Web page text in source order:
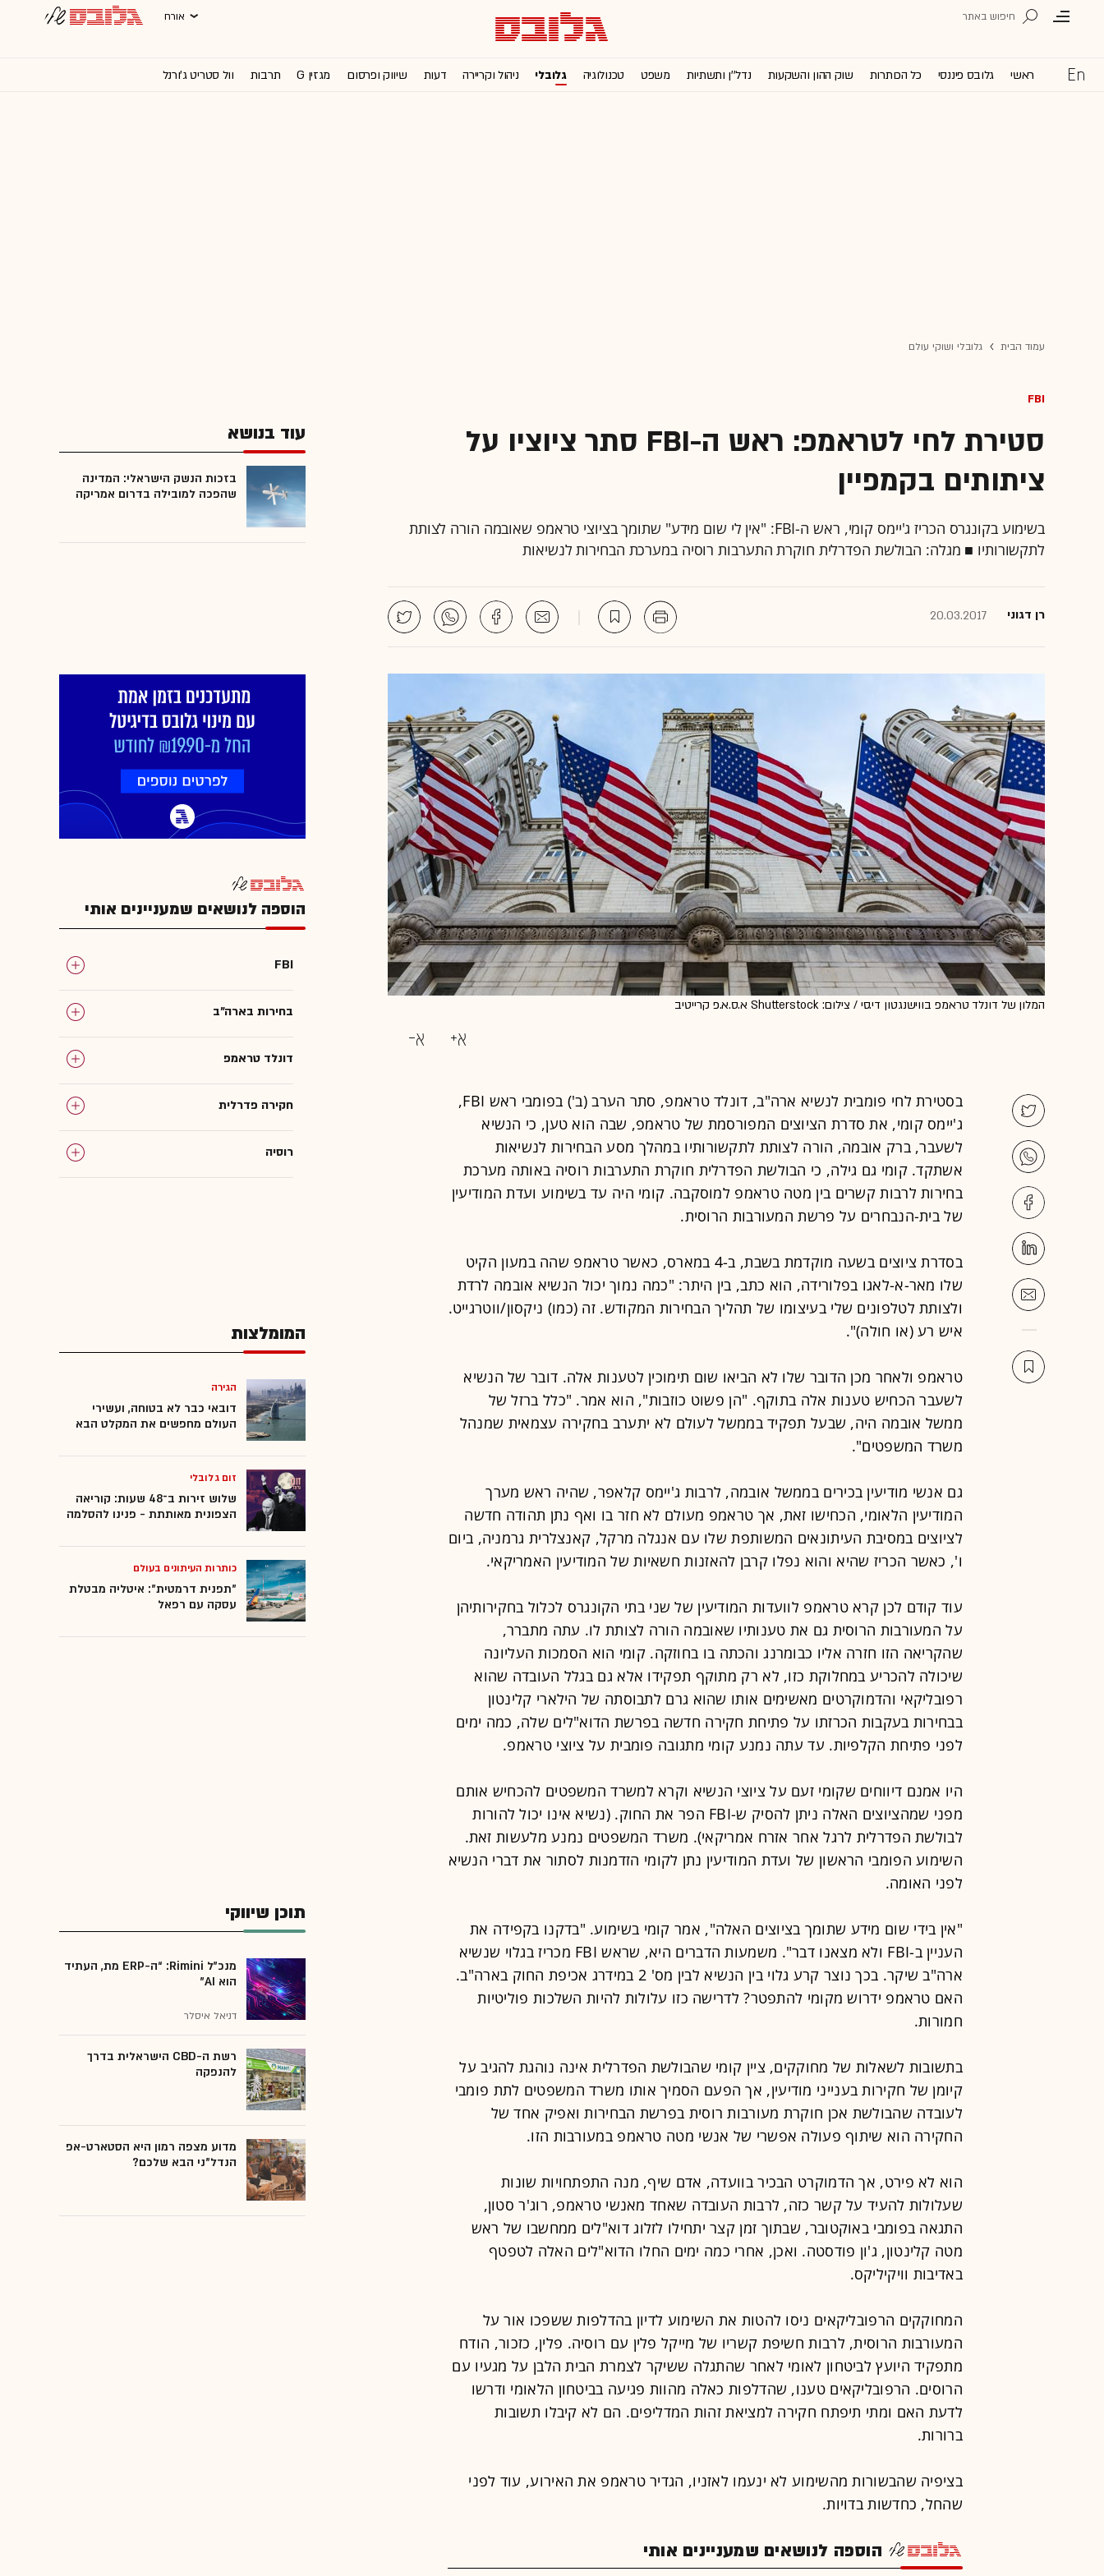
אורח
ראשי גלובס פיננסי כל הכותרות שוק ההון והשקעות נדל''ן ותשתיות משפט טכנולוגיה גלובלי ניהול וקריירה דעות שיווק ופרסום מגזין G תרבות וול סטריט ג'ורנל
עמוד הבית גלובלי ושוקי עולם
FBI
סטירת לחי לטראמפ: ראש ה-FBI סתר ציוציו על
ציתותים בקמפיין
בשימוע בקונגרס הכריז ג'יימס קומי, ראש ה-FBI: "אין לי שום מידע" שתומך בציוצי טראמפ שאובמה הורה לצותת
לתקשורותיו ■ מגלה: הבולשת הפדרלית חוקרת התערבות רוסיה במערכת הבחירות לנשיאות
רן דגוני 20.03.2017
המלון של דונלד טראמפ בווישנגטון די.סי / צילום: Shutterstock א.ס.א.פ קרייטיב
בסטירת לחי פומבית לנשיא ארה"ב, דונלד טראמפ, סתר הערב (ב') בפומבי ראש FBI,
ג'יימס קומי, את סדרת הציוצים המפורסמת של טראמפ, שבה הוא טען, כי הנשיא
לשעבר, ברק אובמה, הורה לצותת לתקשורותיו במהלך מסע הבחירות לנשיאות
אשתקד. קומי גם גילה, כי הבולשת הפדרלית חוקרת התערבות רוסיה באותה מערכת
בחירות לרבות קשרים בין מטה טראמפ למוסקבה. קומי היה עד בשימוע ועדת המודיעין
של בית-הנבחרים על פרשת המעורבות הרוסית.
בסדרת ציוצים בשעה מוקדמת בשבת, ב-4 במארס, כאשר טראמפ שהה במעון הקיט
שלו מאר-א-לאגו בפלורידה, הוא כתב, בין היתר: "כמה נמוך יכול הנשיא אובמה לרדת
ולצותת לטלפונים שלי בעיצומו של תהליך הבחירות המקודש. זה (כמו) ניקסון/ווטרגייט.
איש רע (או חולה)".
טראמפ ולאחר מכן הדובר שלו לא הביאו שום תימוכין לטענות אלה. דובר של הנשיא
לשעבר הכחיש טענות אלה בתוקף. "הן פשוט כוזבות", הוא אמר. "כלל ברזל של
ממשל אובמה היה, שבעל תפקיד בממשל לעולם לא יתערב בחקירה עצמאית שמנהל
משרד המשפטים".
גם אנשי מודיעין בכירים בממשל אובמה, לרבות ג'יימס קלאפר, שהיה ראש מערך
המודיעין הלאומי, הכחישו זאת, אך טראמפ מעולם לא חזר בו ואף נתן תהודה חדשה
לציוצים במסיבת העיתונאים המשותפת שלו עם אנגלה מרקל, קאנצלרית גרמניה, ביום
ו', כאשר הכריז שהיא והוא נפלו קרבן להאזנות חשאיות של המודיעין האמריקאי.
עוד קודם לכן קרא טראמפ לוועדות המודיעין של שני בתי הקונגרס לכלול בחקירותיהן
על המעורבות הרוסית גם את טענותיו שאובמה הורה לצותת לו. עתה מתברר,
שהקריאה הזו חזרה אליו כבומרנג והכתה בו בחוזקה. קומי הוא הסמכות העליונה
שיכולה להכריע במחלוקת כזו, לא רק מתוקף תפקידו אלא גם בגלל העובדה שהוא
רפובליקאי והדמוקרטים מאשימים אותו שהוא גרם לתבוסתה של הילארי קלינטון
בבחירות בעקבות הכרזתו על פתיחת חקירה חדשה בפרשת הדוא"לים שלה, כמה ימים
לפני פתיחת הקלפיות. עד עתה נמנע קומי מתגובה פומבית על ציוצי טראמפ.
היו אמנם דיווחים שקומי זעם על ציוצי הנשיא וקרא למשרד המשפטים להכחיש אותם
מפני שמהציוצים האלה ניתן להסיק ש-FBI הפר את החוק. (נשיא אינו יכול להורות
לבולשת הפדרלית לרגל אחר אזרח אמריקאי). משרד המשפטים נמנע מלעשות זאת.
השימוע הפומבי הראשון של ועדת המודיעין נתן לקומי הזדמנות לסתור את דברי הנשיא
לפני האומה.
"אין בידי שום מידע שתומך בציוצים האלה", אמר קומי בשימוע. "בדקנו בקפידה את
העניין ב-FBI ולא מצאנו דבר". משמעות הדברים היא, שראש FBI מכריז בגלוי שנשיא
ארה"ב שיקר. בכך נוצר קרע גלוי בין הנשיא לבין מס' 2 במידרג אכיפת החוק בארה"ב.
האם טראמפ ידרוש מקומי להתפטר? לדרישה כזו עלולות להיות השלכות פוליטיות
חמורות.
בתשובות לשאלות של מחוקקים, ציין קומי שהבולשת הפדרלית אינה נוהגת להגיב על
קיומן של חקירות בענייני מודיעין, אך הפעם הסמיך אותו משרד המשפטים לתת פומבי
לעובדה שהבולשת אכן חוקרת מעורבות רוסית בפרשת הבחירות ואפיק אחד של
החקירה הוא שיתוף פעולה אפשרי של אנשי מטה טראמפ במעורבות הזו.
הוא לא פירט, אך הדמוקרט הבכיר בוועדה, אדם שיף, מנה התפתחויות שונות
שעלולות להעיד על קשר כזה, לרבות העובדה שאחד מאנשי טראמפ, רוג'ר סטון,
התגאה בפומבי באוקטובר, שבתוך זמן קצר יתחילו לזלוג דוא"לים ממחשבו של ראש
מטה קלינטון, ג'ון פודסטה. ואכן, אחרי כמה ימים החלו הדוא"לים האלה לטפטף
באדיבות וויקיליקס.
המחוקקים הרפובליקאים ניסו להטות את השימוע לדיון בהדלפות ששפכו אור על
המעורבות הרוסית, לרבות חשיפת קשריו של מייקל פלין עם רוסיה. פלין, כזכור, הודח
מתפקיד היועץ לביטחון לאומי לאחר שהתגלה ששיקר לצמרת הבית הלבן על מגעיו עם
הרוסים. הרפובליקאים טענו, שהדלפות כאלה מהוות פגיעה בביטחון הלאומי ודרשו
לדעת האם ומתי תיפתח חקירה למציאת זהות המדליפים. הם לא קיבלו תשובות
ברורות.
בציפיה שהבשורות מהשימוע לא ינעמו לאזניו, הגדיר טראמפ את האירוע, עוד לפני
שהחל, כחדשות בדויות.
הוספה לנושאים שמעניינים אותי
עוד בנושא
בזכות הנשק הישראלי: המדינה
שהפכה למובילה בדרום אמריקה
הוספה לנושאים שמעניינים אותי
FBI
בחירות בארה"ב
דונלד טראמפ
חקירה פדרלית
רוסיה
המומלצות
הגירה
דובאי כבר לא בטוחה, ועשירי
העולם מחפשים את המקלט הבא
זום גלובלי
שלוש זירות ב־48 שעות: קוריאה
הצפונית מאותתת - פנינו להסלמה
כותרות העיתונים בעולם
"תפנית דרמטית": איטליה מבטלת
עסקה עם רפאל
תוכן שיווקי
מנכ״ל Rimini: “ה-ERP מת, העתיד
הוא AI"
דניאל איסלר
רשת ה-CBD הישראלית בדרך
להנפקה
מדוע מצפה רמון היא הסטארט-אפ
הנדל"ני הבא שלכם?